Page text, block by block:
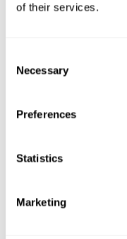
of their services.
Selection
Necessary
Preferences
Statistics
Marketing
насны
формат
анхаарлаа
байдлын хөгжил,
Хичээл бүрийн
автоматаар
хувийн болгосон